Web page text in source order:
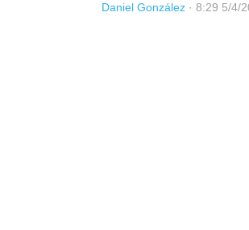
Daniel González · 8:29 5/4/